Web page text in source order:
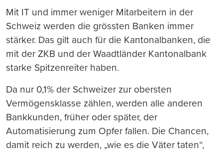
Mit IT und immer weniger Mitarbeitern in der
Schweiz werden die grössten Banken immer
stärker. Das gilt auch für die Kantonalbanken, die
mit der ZKB und der Waadtländer Kantonalbank
starke Spitzenreiter haben.
Da nur 0,1% der Schweizer zur obersten
Vermögensklasse zählen, werden alle anderen
Bankkunden, früher oder später, der
Automatisierung zum Opfer fallen. Die Chancen,
damit reich zu werden, „wie es die Väter taten“,